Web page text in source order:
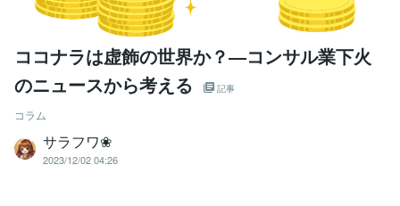
ココナラは虚飾の世界か？―コンサル業下火
のニュースから考える
記事
コラム
サラフワ❀
2023/12/02 04:26